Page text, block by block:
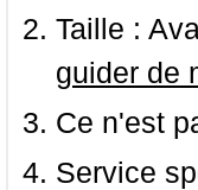
Taille :
guider de
Ce n'est
Service